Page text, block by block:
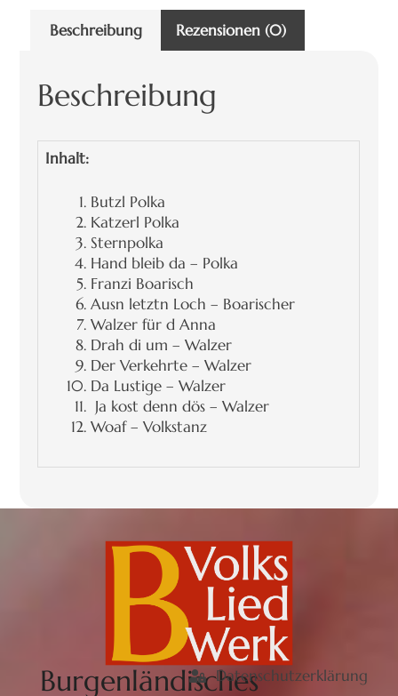
Beschreibung Rezensionen (0)
Beschreibung
Inhalt:
Butzl Polka
Katzerl Polka
Sternpolka
Hand bleib da – Polka
Franzi Boarisch
Ausn letztn Loch – Boarischer
Walzer für d Anna
Drah di um – Walzer
Der Verkehrte – Walzer
Da Lustige – Walzer
Ja kost denn dös – Walzer
Woaf – Volkstanz
BurgenländischesDatenschutzerklärung